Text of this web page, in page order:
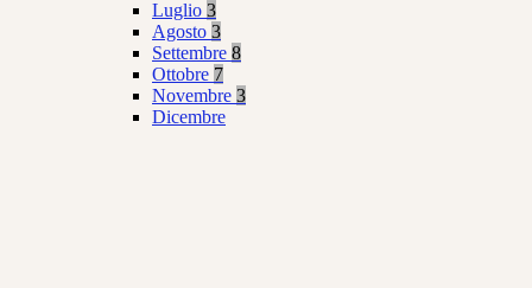
Luglio 3
Agosto 3
Settembre 8
Ottobre 7
Novembre 3
Dicembre